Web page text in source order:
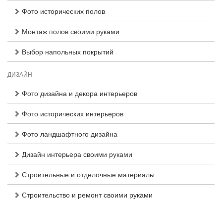
Фото исторических полов
Монтаж полов своими руками
Выбор напольных покрытий
ДИЗАЙН
Фото дизайна и декора интерьеров
Фото исторических интерьеров
Фото ландшафтного дизайна
Дизайн интерьера своими руками
Строительные и отделочные материалы
Строительство и ремонт своими руками